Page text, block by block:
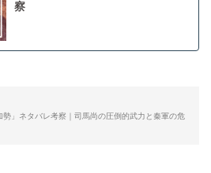
察
」ネタバレ考察｜司馬尚の圧倒的武力と秦軍の危